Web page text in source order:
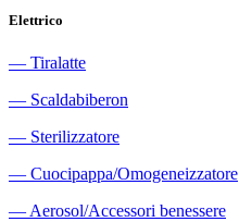
Elettrico
― Tiralatte
― Scaldabiberon
― Sterilizzatore
― Cuocipappa/Omogeneizzatore
― Aerosol/Accessori benessere